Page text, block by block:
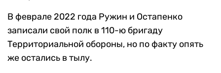
В феврале 2022 года Ружин и Остапенко
записали свой полк в 110-ю бригаду
Территориальной обороны, но по факту опять
же остались в тылу.